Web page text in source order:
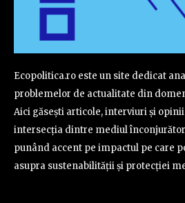
Ecopolitica.ro este un site dedicat
problemelor de actualitate din
Aici găsești articole, interviuri și
intersecția dintre mediul
punând accent pe impactul pe care
asupra sustenabilității și protecției